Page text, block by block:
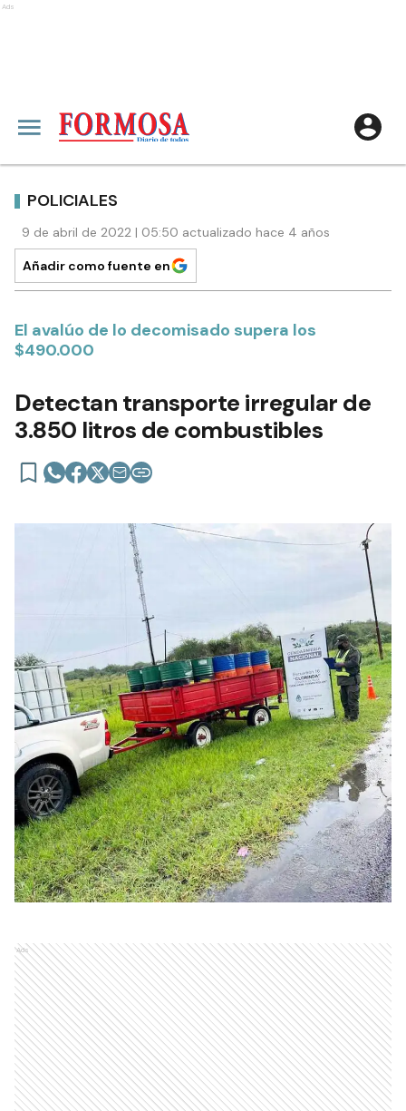
Ads
POLICIALES
9 de abril de 2022 | 05:50 actualizado hace 4 años
Añadir como fuente en
El avalúo de lo decomisado supera los
$490.000
Detectan transporte irregular de
3.850 litros de combustibles
Ads